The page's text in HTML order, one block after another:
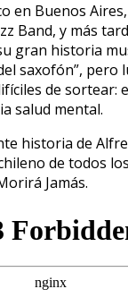
en Buenos
Band, y más
gran historia
saxofón”, pero
de sortear:
salud mental.
historia de
de todos
Jamás.